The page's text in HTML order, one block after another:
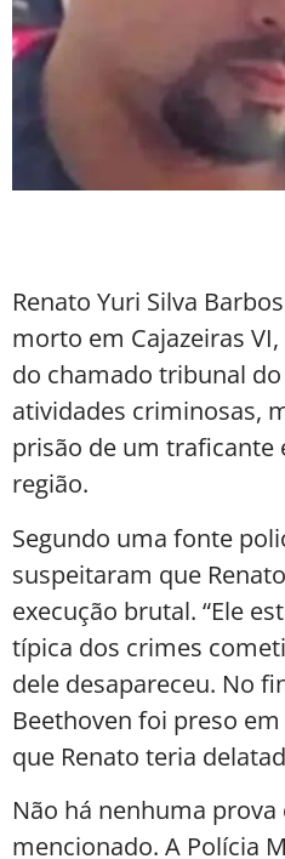
Renato Yuri Silva
morto em Cajazeiras
do chamado tribunal
atividades criminosas,
prisão de um traficante
região.
Segundo uma fonte
suspeitaram que
execução brutal. “Ele
típica dos crimes
dele desapareceu. No
Beethoven foi preso
que Renato teria
Não há nenhuma
mencionado. A Polícia